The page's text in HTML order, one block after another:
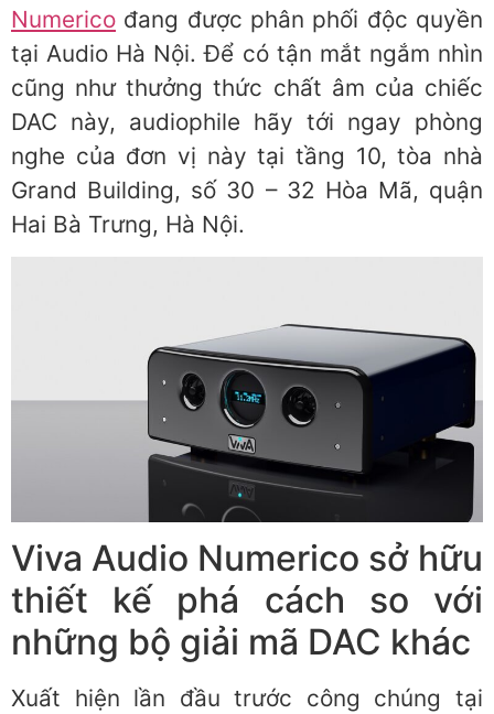
Numerico đang được phân phối độc quyền
tại Audio Hà Nội. Để có tận mắt ngắm nhìn
cũng như thưởng thức chất âm của chiếc
DAC này, audiophile hãy tới ngay phòng
nghe của đơn vị này tại tầng 10, tòa nhà
Grand Building, số 30 – 32 Hòa Mã, quận
Hai Bà Trưng, Hà Nội.
Viva Audio Numerico sở hữu
thiết kế phá cách so với
những bộ giải mã DAC khác
Xuất hiện lần đầu trước công chúng tại